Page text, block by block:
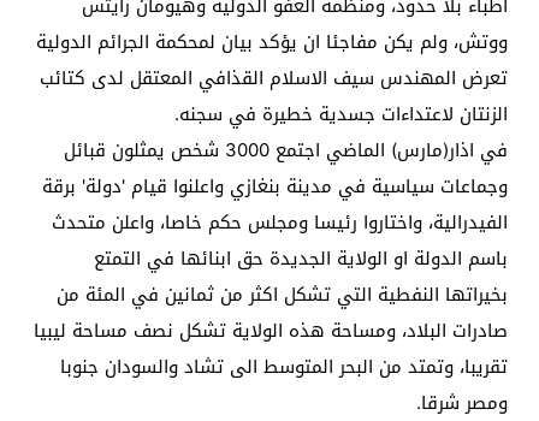
ووتش، ولم يكن مفاجئا ان يؤكد بيان لمحكمة الجرائم الدولية
تعرض المهندس سيف الاسلام القذافي المعتقل لدى كتائب
الزنتان لاعتداءات جسدية خطيرة في سجنه.
في اذار(مارس) الماضي اجتمع 3000 شخص يمثلون قبائل
وجماعات سياسية في مدينة بنغازي واعلنوا قيام 'دولة' برقة
الفيدرالية، واختاروا رئيسا ومجلس حكم خاصا، واعلن متحدث
باسم الدولة او الولاية الجديدة حق ابنائها في التمتع
بخيراتها النفطية التي تشكل اكثر من ثمانين في المئة من
صادرات البلاد، ومساحة هذه الولاية تشكل نصف مساحة ليبيا
تقريبا، وتمتد من البحر المتوسط الى تشاد والسودان جنوبا
ومصر شرقا.